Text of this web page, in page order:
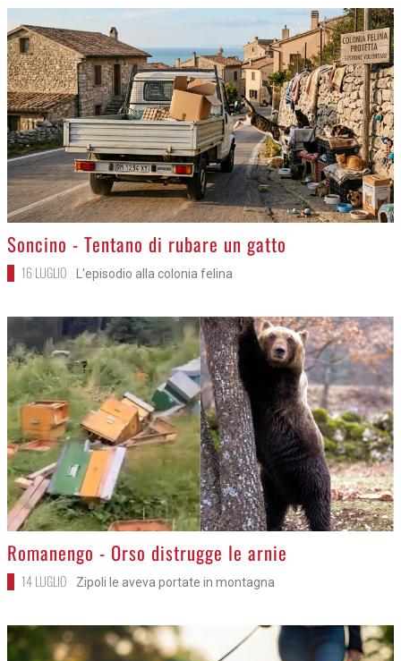
>
Soncino - Tentano di rubare un gatto
16 LUGLIO L'episodio alla colonia felina
>
Romanengo - Orso distrugge le arnie
14 LUGLIO Zipoli le aveva portate in montagna